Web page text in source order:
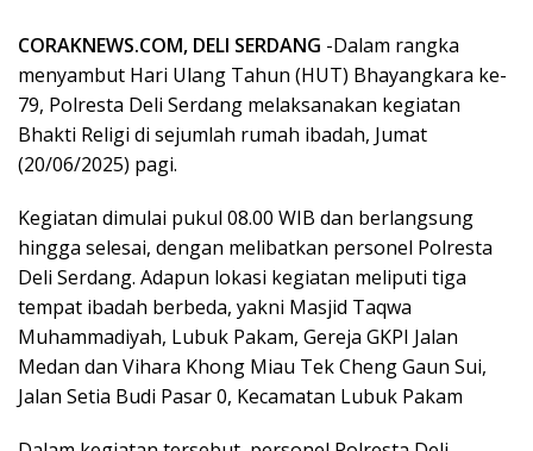
CORAKNEWS.COM, DELI SERDANG -Dalam rangka
menyambut Hari Ulang Tahun (HUT) Bhayangkara ke-
79, Polresta Deli Serdang melaksanakan kegiatan
Bhakti Religi di sejumlah rumah ibadah, Jumat
(20/06/2025) pagi.
Kegiatan dimulai pukul 08.00 WIB dan berlangsung
hingga selesai, dengan melibatkan personel Polresta
Deli Serdang. Adapun lokasi kegiatan meliputi tiga
tempat ibadah berbeda, yakni Masjid Taqwa
Muhammadiyah, Lubuk Pakam, Gereja GKPI Jalan
Medan dan Vihara Khong Miau Tek Cheng Gaun Sui,
Jalan Setia Budi Pasar 0, Kecamatan Lubuk Pakam